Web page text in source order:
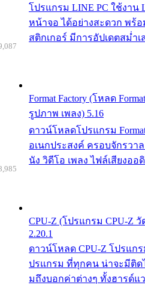
โปรแกรม LINE PC ใช้งา
หน้าจอ ได้อย่างสะดวก พร้
สติกเกอร์ มีการอัปเดตสม่ำเ
Format Factory (โหลด
รูปภาพ เพลง) 5.16
ดาวน์โหลดโปรแกรม
อเนกประสงค์ ครอบจักรวา
นัง วิดีโอ เพลง ไฟล์เสียงออ
CPU-Z (โปรแกรม CPU-Z
2.20.1
ดาวน์โหลด CPU-Z โปรแก
ปรแกรม ที่ทุกคน น่าจะมีติด
มถึงบอกค่าต่างๆ ทั้งฮารด์แ